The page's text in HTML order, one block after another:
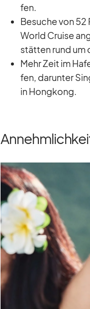
fen.
Be­su­che von 52
World Cruise
stät­ten rund um
Mehr Zeit im
fen, dar­un­ter
in Hong­kong.